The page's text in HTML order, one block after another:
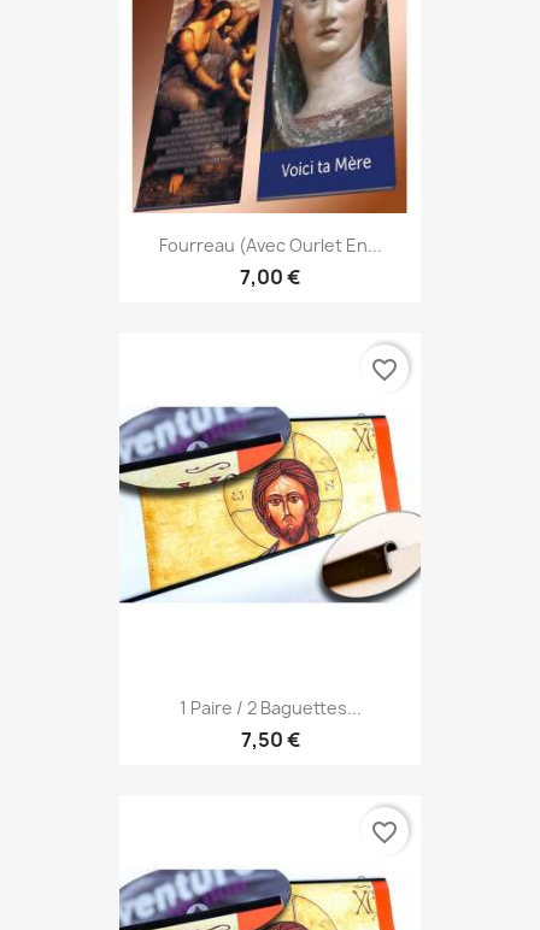
Fourreau (avec Ourlet En...
7,00 €
1 Paire / 2 Baguettes...
7,50 €
favorite_border
favorite_border